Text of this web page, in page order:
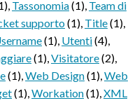
, Tassonomia(1), Team di
supporto(1), Title(1),
(1), Utenti(4),
(1),Visitatore(2),
(1),Web Design(1),Web
(1),Workation(1),XML